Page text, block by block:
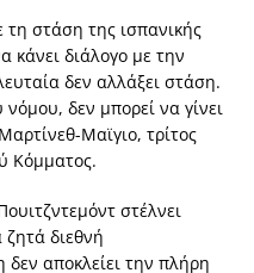
τη στάση της ισπανικής
κάνει διάλογο με την
δεν αλλάξει στάση.
δεν μπορεί να γίνει
Μαϊγιο, τρίτος
Κόμματος.
στέλνει
διεθνή
αποκλείει την πλήρη